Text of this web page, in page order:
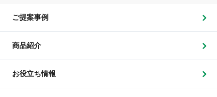
ご提案事例
商品紹介
お役立ち情報